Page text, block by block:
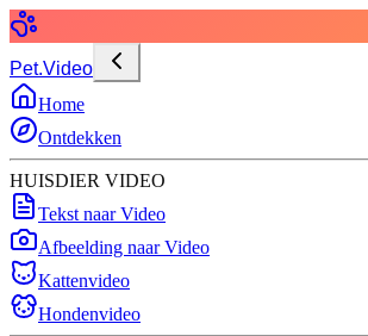
Pet.Video
Home
Ontdekken
HUISDIER VIDEO
Tekst naar Video
Afbeelding naar Video
Kattenvideo
Hondenvideo